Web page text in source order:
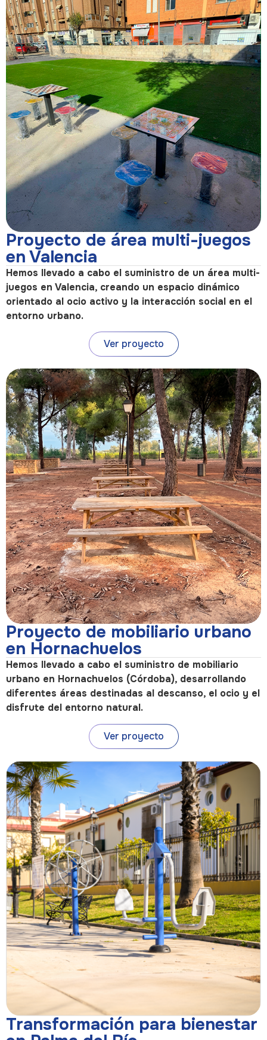
Proyecto de área multi-juegos
en Valencia
Hemos llevado a cabo el suministro de un área multi-
juegos en Valencia, creando un espacio dinámico
orientado al ocio activo y la interacción social en el
entorno urbano.
Ver proyecto
Proyecto de mobiliario urbano
en Hornachuelos
Hemos llevado a cabo el suministro de mobiliario
urbano en Hornachuelos (Córdoba), desarrollando
diferentes áreas destinadas al descanso, el ocio y el
disfrute del entorno natural.
Ver proyecto
Transformación para bienestar